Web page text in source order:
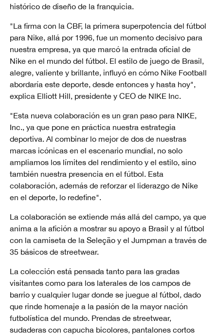
histórico de diseño de la franquicia.
"La firma con la CBF, la primera superpotencia del fútbol
para Nike, allá por 1996, fue un momento decisivo para
nuestra empresa, ya que marcó la entrada oficial de
Nike en el mundo del fútbol. El estilo de juego de Brasil,
alegre, valiente y brillante, influyó en cómo Nike Football
abordaría este deporte, desde entonces y hasta hoy",
explica Elliott Hill, presidente y CEO de NIKE Inc.
"Esta nueva colaboración es un gran paso para NIKE,
Inc., ya que pone en práctica nuestra estrategia
deportiva. Al combinar lo mejor de dos de nuestras
marcas icónicas en el escenario mundial, no solo
ampliamos los límites del rendimiento y el estilo, sino
también nuestra presencia en el fútbol. Esta
colaboración, además de reforzar el liderazgo de Nike
en el deporte, lo redefine".
La colaboración se extiende más allá del campo, ya que
anima a la afición a mostrar su apoyo a Brasil y al fútbol
con la camiseta de la Seleção y el Jumpman a través de
35 básicos de streetwear.
La colección está pensada tanto para las gradas
visitantes como para los laterales de los campos de
barrio y cualquier lugar donde se juegue al fútbol, dado
que rinde homenaje a la pasión de la mayor nación
futbolística del mundo. Prendas de streetwear,
sudaderas con capucha bicolores, pantalones cortos